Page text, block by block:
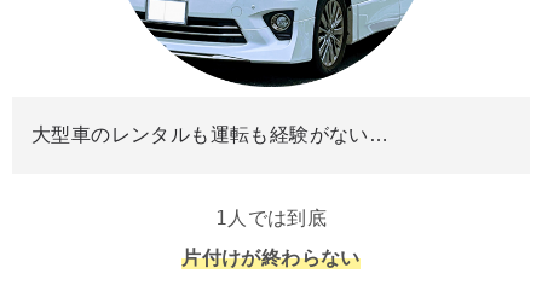
大型車のレンタルも運転も経験がない…
1人では到底
片付けが終わらない